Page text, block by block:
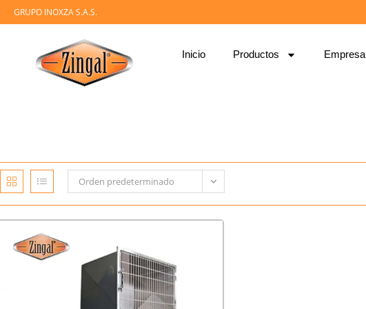
GRUPO INOXZA S.A.S.
Inicio Productos Empresa
Orden predeterminado